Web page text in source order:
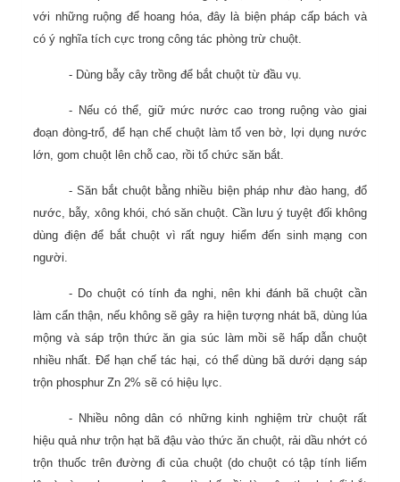
với những ruộng để hoang hóa, đây là biện pháp cấp bách và
có ý nghĩa tích cực trong công tác phòng trừ chuột.
- Dùng bẫy cây trồng để bắt chuột từ đầu vụ.
- Nếu có thể, giữ mức nước cao trong ruộng vào giai
đoạn đòng-trổ, để hạn chế chuột làm tổ ven bờ, lợi dụng nước
lớn, gom chuột lên chỗ cao, rồi tổ chức săn bắt.
- Săn bắt chuột bằng nhiều biện pháp như đào hang, đổ
nước, bẫy, xông khói, chó săn chuột. Cần lưu ý tuyệt đối không
dùng điện để bắt chuột vì rất nguy hiểm đến sinh mạng con
người.
- Do chuột có tính đa nghi, nên khi đánh bã chuột cần
làm cẩn thận, nếu không sẽ gây ra hiện tượng nhát bã, dùng lúa
mộng và sáp trộn thức ăn gia súc làm mồi sẽ hấp dẫn chuột
nhiều nhất. Để hạn chế tác hại, có thể dùng bã dưới dạng sáp
trộn phosphur Zn 2% sẽ có hiệu lực.
- Nhiều nông dân có những kinh nghiệm trừ chuột rất
hiệu quả như trộn hạt bã đậu vào thức ăn chuột, rải dầu nhớt có
trộn thuốc trên đường đi của chuột (do chuột có tập tính liếm